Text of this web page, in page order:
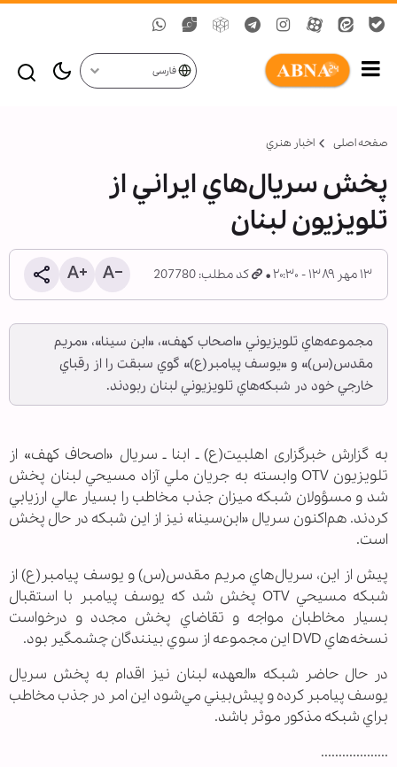
فارسی
صفحه اصلی اخبار هنري
پخش سريال‌هاي ايراني از
تلويزيون لبنان
۱۳ مهر ۱۳۸۹ - ۲۰:۳۰ کد مطلب: 207780
مجموعه‌هاي تلويزيوني «اصحاب كهف»، «ابن سينا»، «مريم
مقدس(س)» و «يوسف پيامبر(ع)» گوي سبقت را از رقباي
خارجي خود در شبكه‌هاي تلويزيوني لبنان ربودند.
به گزارش خبرگزاری اهل‏بیت(ع) ـ ابنا ـ سريال «اصحاف كهف» از
تلويزيون OTV وابسته به جريان ملي آزاد مسيحي لبنان پخش
شد و مسؤولان شبكه ميزان جذب مخاطب را بسيار عالي ارزيابي
كردند. هم‌اكنون سريال «ابن‌سينا» نيز از اين شبكه در حال پخش
است.
پيش از اين، سريال‌هاي مريم مقدس(س) و يوسف پيامبر(ع) از
شبكه مسيحي OTV پخش شد كه يوسف پيامبر با استقبال
بسيار مخاطبان مواجه و تقاضاي پخش مجدد و درخواست
نسخه‌هاي DVD اين مجموعه از سوي بينندگان چشمگير بود.
در حال حاضر شبكه «العهد» لبنان نيز اقدام به پخش سريال
يوسف پيامبر كرده و پيش‌بيني مي‌شود اين امر در جذب مخاطب
براي شبكه مذكور موثر باشد.
...................